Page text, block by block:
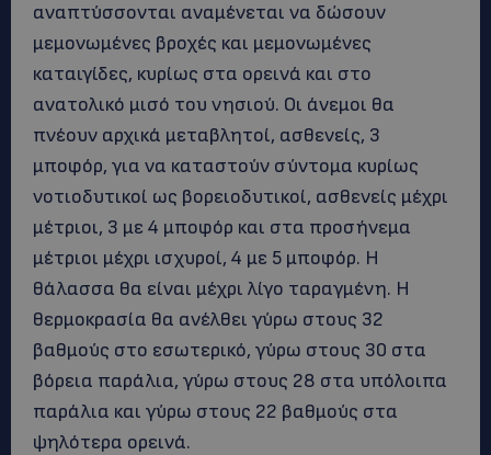
αναπτύσσονται αναμένεται να δώσουν
μεμονωμένες βροχές και μεμονωμένες
καταιγίδες, κυρίως στα ορεινά και στο
ανατολικό μισό του νησιού. Οι άνεμοι θα
πνέουν αρχικά μεταβλητοί, ασθενείς, 3
μποφόρ, για να καταστούν σύντομα κυρίως
νοτιοδυτικοί ως βορειοδυτικοί, ασθενείς μέχρι
μέτριοι, 3 με 4 μποφόρ και στα προσήνεμα
μέτριοι μέχρι ισχυροί, 4 με 5 μποφόρ. Η
θάλασσα θα είναι μέχρι λίγο ταραγμένη. Η
θερμοκρασία θα ανέλθει γύρω στους 32
βαθμούς στο εσωτερικό, γύρω στους 30 στα
βόρεια παράλια, γύρω στους 28 στα υπόλοιπα
παράλια και γύρω στους 22 βαθμούς στα
ψηλότερα ορεινά.